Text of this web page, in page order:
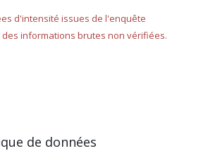
d'intensité issues de l'enquête
informations brutes non vérifiées.
de données